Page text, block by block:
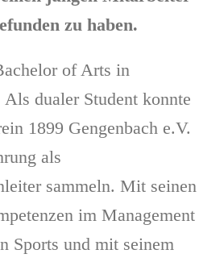
zu haben.
of Arts in
dualer Student konnte
1899 Gengenbach e.V.
als
sammeln. Mit seinen
im Management
Sports und mit seinem